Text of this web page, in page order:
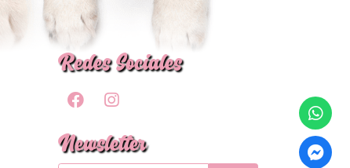
Redes Sociales
Newsletter